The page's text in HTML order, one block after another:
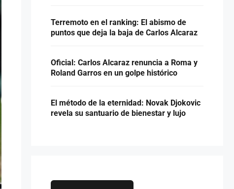
Terremoto en el ranking: El abismo de
puntos que deja la baja de Carlos Alcaraz
Oficial: Carlos Alcaraz renuncia a Roma y
Roland Garros en un golpe histórico
El método de la eternidad: Novak Djokovic
revela su santuario de bienestar y lujo